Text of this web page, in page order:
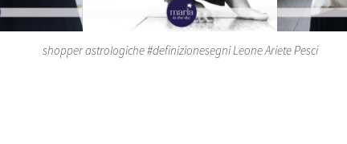
shopper astrologiche #definizionesegni Leone Ariete Pesci